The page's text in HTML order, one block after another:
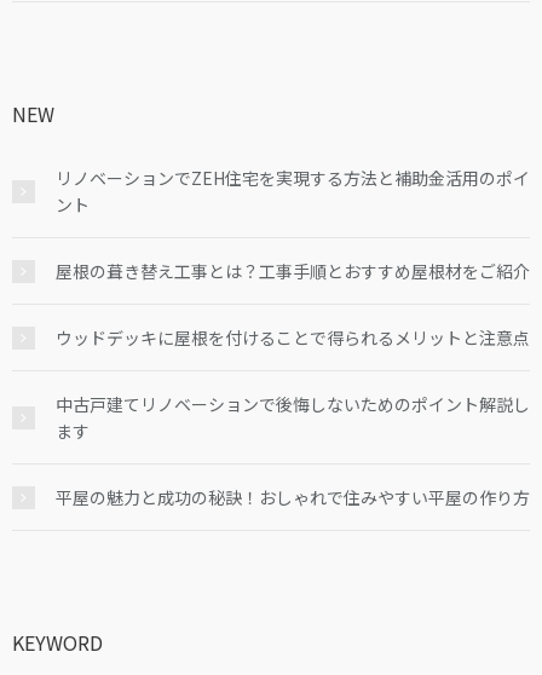
NEW
リノベーションでZEH住宅を実現する方法と補助金活用のポイ
ント
屋根の葺き替え工事とは？工事手順とおすすめ屋根材をご紹介
ウッドデッキに屋根を付けることで得られるメリットと注意点
中古戸建てリノベーションで後悔しないためのポイント解説し
ます
平屋の魅力と成功の秘訣！おしゃれで住みやすい平屋の作り方
KEYWORD